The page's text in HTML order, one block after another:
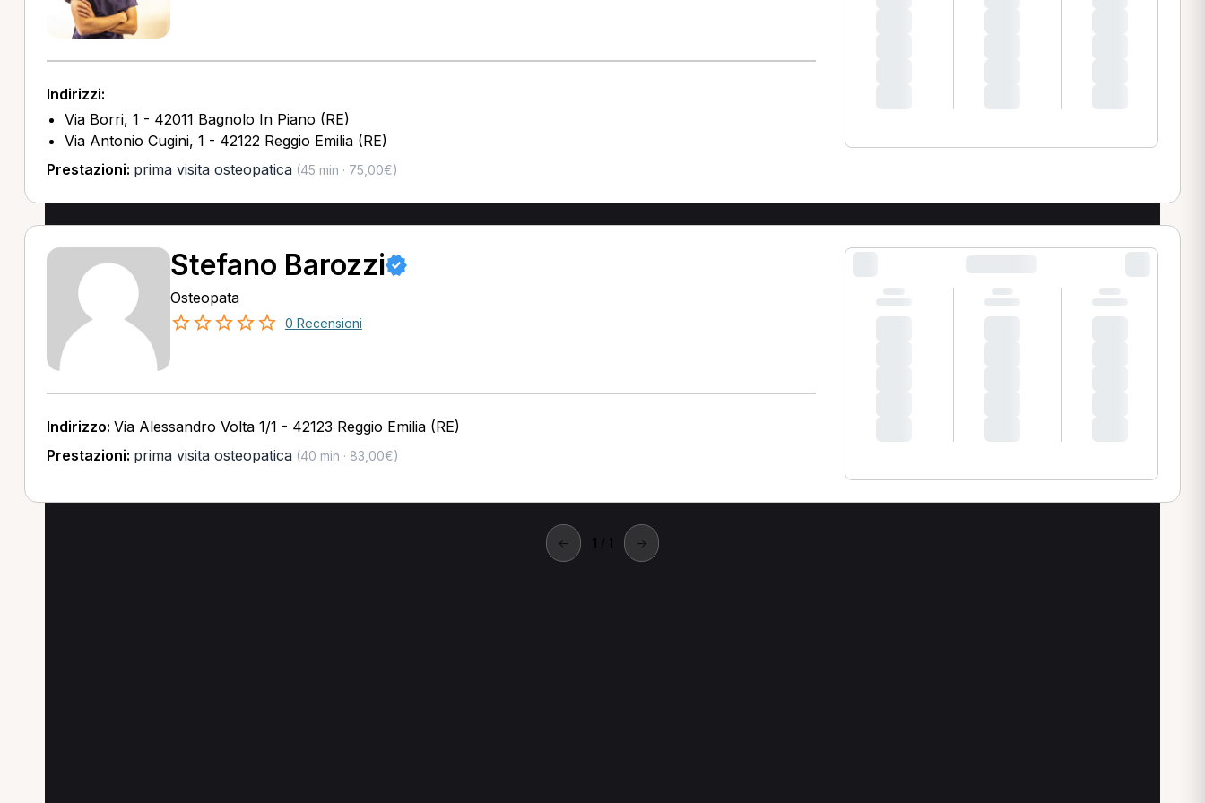
Indirizzi:
Via Borri, 1 - 42011 Bagnolo In Piano (RE)
Via Antonio Cugini, 1 - 42122 Reggio Emilia (RE)
Prestazioni: prima visita osteopatica(45 min · 75,00€)
Stefano Barozzi
Osteopata
0 Recensioni
Indirizzo: Via Alessandro Volta 1/1 - 42123 Reggio Emilia (RE)
Prestazioni: prima visita osteopatica(40 min · 83,00€)
← 1 / 1 →